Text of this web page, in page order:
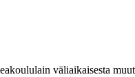
väliaikaisesta